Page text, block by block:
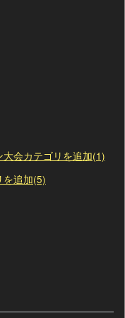
会カテゴリを追加(1)
を追加(5)